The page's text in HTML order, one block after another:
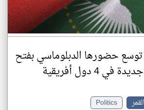
حضورها الدبلوماسي بفتح
4 دول أفريقية
Politics